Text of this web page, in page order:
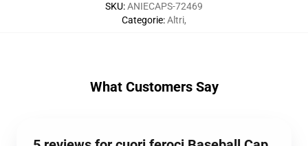
SKU:ANIECAPS-72469
Categorie:Altri,
What Customers Say